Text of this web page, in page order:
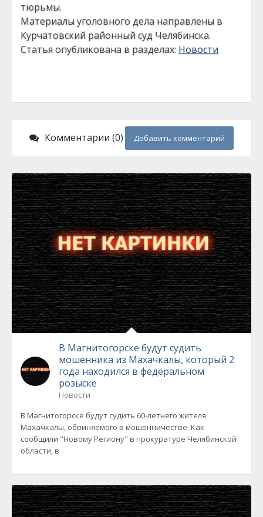
тюрьмы.
Материалы уголовного дела направлены в
Курчатовский районный суд Челябинска.
Статья опубликована в разделах: Новости
Комментарии (0) Добавить комментарий
В Магнитогорске будут судить
мошенника из Махачкалы, который 2
года находился в федеральном
розыске
Новости
В Магнитогорске будут судить 60-летнего жителя
Махачкалы, обвиняемого в мошенничестве. Как
сообщили "Новому Региону" в прокуратуре Челябинской
области, в